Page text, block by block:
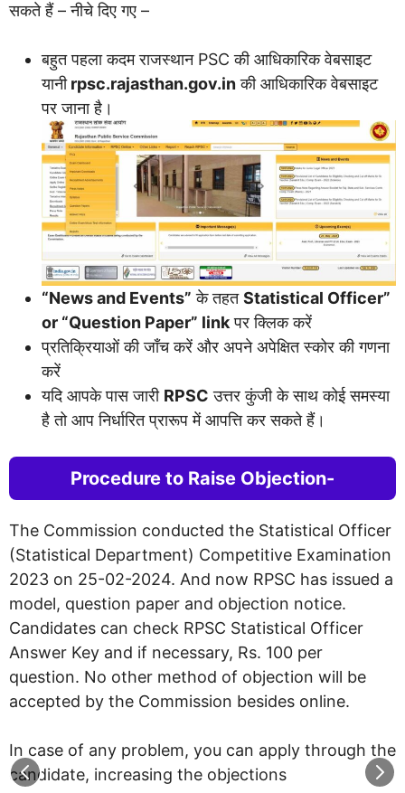
सकते हैं – नीचे दिए गए –
बहुत पहला कदम राजस्थान PSC की आधिकारिक वेबसाइट
यानीrpsc.rajasthan.gov.inकी आधिकारिक वेबसाइट
पर जाना है।
“News and Events” के तहतStatistical Officer”
or “Question Paper” linkपर क्लिक करें
प्रतिक्रियाओं की जाँच करें और अपने अपेक्षित स्कोर की गणना
करें
यदि आपके पास जारी RPSC उत्तर कुंजी के साथ कोई समस्या
है तो आप निर्धारित प्रारूप में आपत्ति कर सकते हैं।
Procedure to Raise Objection-
The Commission conducted the Statistical Officer
(Statistical Department) Competitive Examination
2023 on 25-02-2024. And now RPSC has issued a
model, question paper and objection notice.
Candidates can check RPSC Statistical Officer
Answer Key and if necessary, Rs. 100 per
question. No other method of objection will be
accepted by the Commission besides online.
In case of any problem, you can apply through the
candidate, increasing the objections